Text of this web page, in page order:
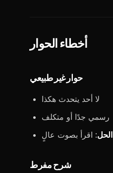
أخطاء الحوار
حوار غير طبيعي
لا أحد يتحدث هكذا
رسمي جدًا أو متكلف
الحل: اقرأ بصوت عالٍ
شرح مفرط